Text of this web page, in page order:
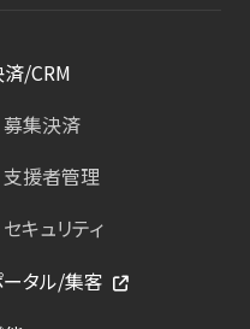
/CRM
募集決済
支援者管理
セキュリティ
ータル/集客